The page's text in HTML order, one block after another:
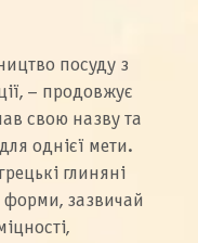
посуду з
– продовжує
свою назву та
однієї мети.
глиняні
форми, зазвичай